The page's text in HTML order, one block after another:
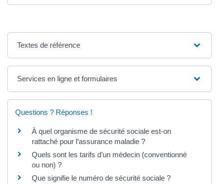
Textes de référence
Services en ligne et formulaires
Questions ? Réponses !
À quel organisme de sécurité sociale est-on
rattaché pour l’assurance maladie ?
Quels sont les tarifs d’un médecin (conventionné
ou non) ?
Que signifie le numéro de sécurité sociale ?